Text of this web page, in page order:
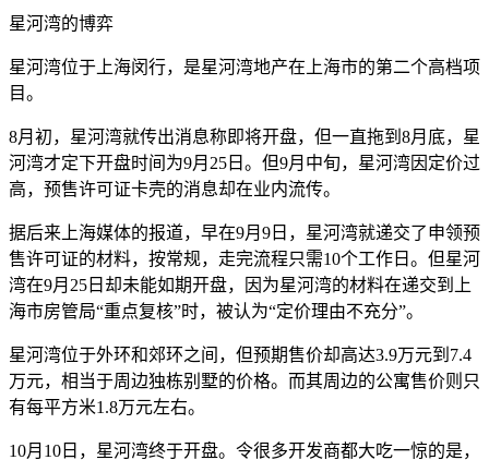
星河湾的博弈
星河湾位于上海闵行，是星河湾地产在上海市的第二个高档项
目。
8月初，星河湾就传出消息称即将开盘，但一直拖到8月底，星
河湾才定下开盘时间为9月25日。但9月中旬，星河湾因定价过
高，预售许可证卡壳的消息却在业内流传。
据后来上海媒体的报道，早在9月9日，星河湾就递交了申领预
售许可证的材料，按常规，走完流程只需10个工作日。但星河
湾在9月25日却未能如期开盘，因为星河湾的材料在递交到上
海市房管局“重点复核”时，被认为“定价理由不充分”。
星河湾位于外环和郊环之间，但预期售价却高达3.9万元到7.4
万元，相当于周边独栋别墅的价格。而其周边的公寓售价则只
有每平方米1.8万元左右。
10月10日，星河湾终于开盘。令很多开发商都大吃一惊的是，